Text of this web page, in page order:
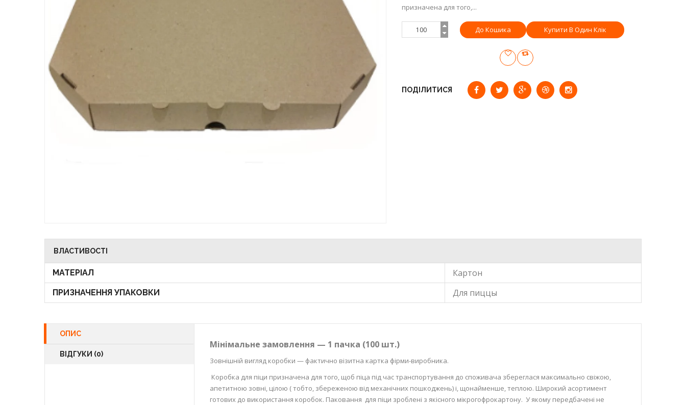
призначена для того,...
Купити В Один Клік
ПОДІЛИТИСЯ
ВЛАСТИВОСТІ
МАТЕРІАЛ Картон
ПРИЗНАЧЕННЯ УПАКОВКИ Для пиццы
ОПИС
ВІДГУКИ (0)
Мінімальне замовлення — 1 пачка (100 шт.)
Зовнішній вигляд коробки — фактично візитна картка фірми-виробника.
Коробка для піци призначена для того, щоб піца під час транспортування до споживача збереглася максимально свіжою,
апетитною зовні, цілою ( тобто, збереженою від механічних пошкоджень) і, щонайменше, теплою. Широкий асортимент
готових до використання коробок. Паковання для піци зроблені з якісного мікрогофрокартону. У якому передбачені не